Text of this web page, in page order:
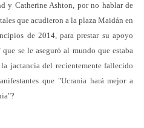
y Catherine Ashton, por no hablar de
que acudieron a la plaza Maidán en
de 2014, para prestar su apoyo
se le aseguró al mundo que estaba
jactancia del recientemente fallecido
que "Ucrania hará mejor a